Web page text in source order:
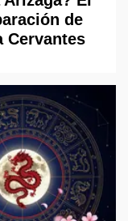
de
Cervantes